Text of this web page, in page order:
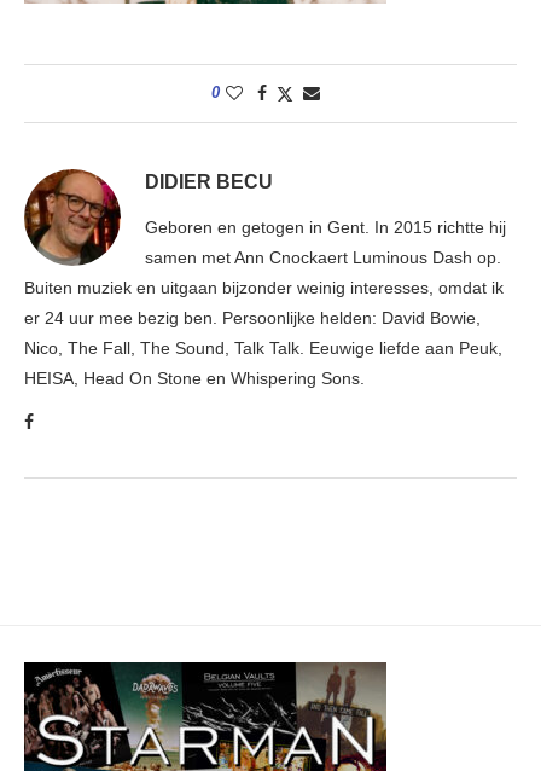
0
DIDIER BECU
Geboren en getogen in Gent. In 2015 richtte hij
samen met Ann Cnockaert Luminous Dash op.
Buiten muziek en uitgaan bijzonder weinig interesses, omdat ik
er 24 uur mee bezig ben. Persoonlijke helden: David Bowie,
Nico, The Fall, The Sound, Talk Talk. Eeuwige liefde aan Peuk,
HEISA, Head On Stone en Whispering Sons.